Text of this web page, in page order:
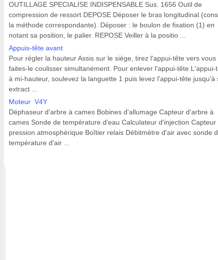
OUTILLAGE SPECIALISE INDISPENSABLE Sus. 1656 Outil de
compression de ressort DEPOSE Déposer le bras longitudinal
la méthode correspondante). Déposer : le boulon de fixation (1) en
notant sa position, le palier. REPOSE Veiller à la positio ...
Appuis-tête avant
Pour régler la hauteur Assis sur le siège, tirez l'appui-tête vers vous
faites-le coulisser simultanément. Pour enlever l'appui-tête L'appui-
à mi-hauteur, soulevez la languette 1 puis levez l'appui-tête jusqu'à
extract ...
Moteur V4Y
Déphaseur d'arbre à cames Bobines d'allumage Capteur d'arbre à
cames Sonde de température d'eau Calculateur d'injection Capteur
pression atmosphérique Boîtier relais Débitmètre d'air avec sonde
température d'air ...